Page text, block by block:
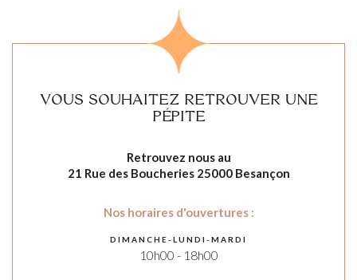
VOUS SOUHAITEZ RETROUVER UNE
PÉPITE
Retrouvez nous au
21 Rue des Boucheries 25000 Besançon
Nos horaires d'ouvertures :
DIMANCHE-LUNDI-MARDI
10h00 - 18h00